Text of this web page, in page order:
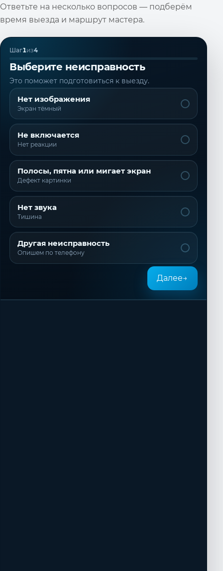
Ответьте на несколько вопросов — подберём
время выезда и маршрут мастера.
Шаг1из4
Выберите неисправность
Это поможет подготовиться к выезду.
Нет изображения
Экран тёмный
Не включается
Нет реакции
Полосы, пятна или мигает экран
Дефект картинки
Нет звука
Тишина
Другая неисправность
Опишем по телефону
Далее→